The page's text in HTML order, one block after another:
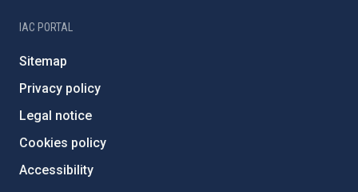
IAC PORTAL
Sitemap
Privacy policy
Legal notice
Cookies policy
Accessibility